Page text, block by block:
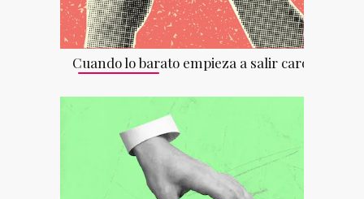
Cuando lo barato empieza a salir caro